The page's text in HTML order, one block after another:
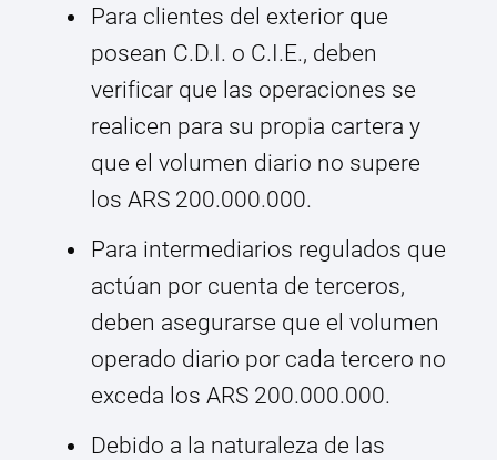
Para clientes del exterior que
posean C.D.I. o C.I.E., deben
verificar que las operaciones se
realicen para su propia cartera y
que el volumen diario no supere
los ARS 200.000.000.
Para intermediarios regulados que
actúan por cuenta de terceros,
deben asegurarse que el volumen
operado diario por cada tercero no
exceda los ARS 200.000.000.
Debido a la naturaleza de las